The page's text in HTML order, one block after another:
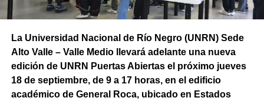
La Universidad Nacional de Río Negro (UNRN) Sede
Alto Valle – Valle Medio llevará adelante una nueva
edición de UNRN Puertas Abiertas el próximo jueves
18 de septiembre, de 9 a 17 horas, en el edificio
académico de General Roca, ubicado en Estados